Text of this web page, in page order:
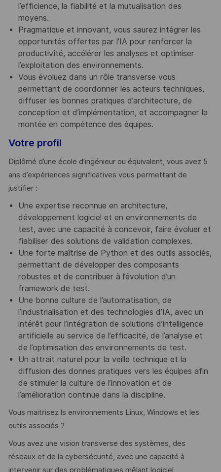
l’efficience, la fiabilité et la mutualisation des
moyens.
Pragmatique et innovant, vous saurez intégrer les
opportunités offertes par l’IA pour renforcer la
productivité, accélérer les analyses et optimiser
l’exploitation des environnements.
Vous évoluez dans un rôle transverse vous
permettant de coordonner les acteurs techniques,
diffuser les bonnes pratiques d’architecture, de
conception et d’implémentation, et accompagner la
montée en compétence des équipes.
Votre profil
Diplômé d’une école d’ingénieur ou équivalent, vous avez 5
ans d’expériences significatives vous permettant de
justifier :
Une expertise reconnue en architecture,
développement logiciel et en environnements de
test, avec une capacité à concevoir, faire évoluer et
fiabiliser des solutions de validation complexes.
Une forte maîtrise de Python et des outils associés,
permettant de développer des composants
robustes et de contribuer à l’évolution d’un
framework de test.
Une bonne culture de l’automatisation, de
l’industrialisation et des technologies d’IA, avec un
intérêt pour l’intégration de solutions d’intelligence
artificielle au service de l’efficacité, de l’analyse et
de l’optimisation des environnements de test.
Un attrait naturel pour la veille technique et la
diffusion des donnes pratiques vers les équipes afin
de stimuler la culture de l’innovation et de
l’amélioration continue dans la discipline.
Vous maitrisez ls environnements Linux, Windows et les
outils associés ?
Vous avez une vision transverse des systèmes, des
réseaux et de la cybersécurité, avec une capacité à